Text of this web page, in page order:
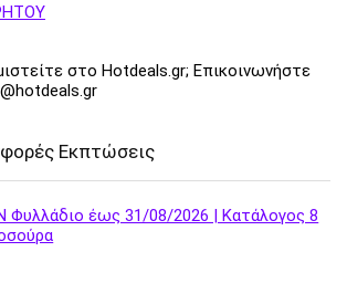
στο Hotdeals.gr; Επικοινωνήστε
Εκπτώσεις
Φυλλάδιο έως 31/08/2026 | Κατάλογος 8